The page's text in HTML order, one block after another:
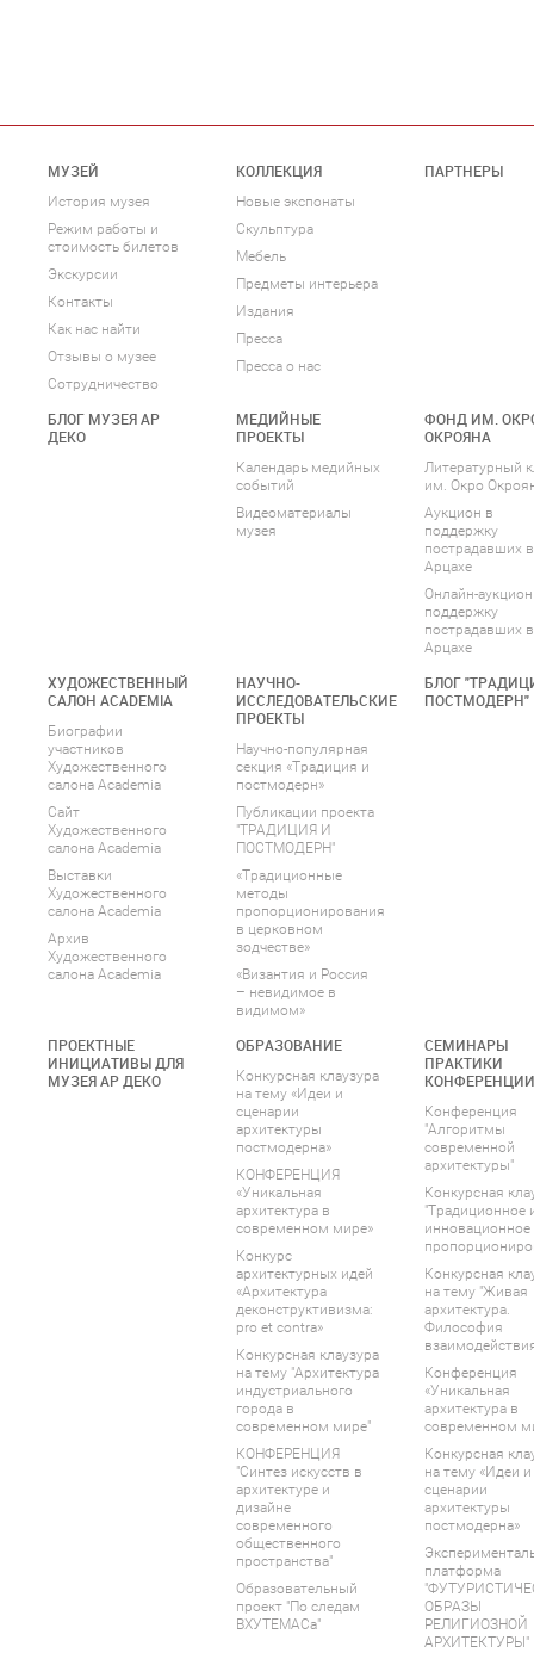
МУЗЕЙ
История музея
Режим работы и
стоимость билетов
Экскурсии
Контакты
Как нас найти
Отзывы о музее
Сотрудничество
КОЛЛЕКЦИЯ
Новые экспонаты
Скульптура
Мебель
Предметы интерьера
Издания
Пресса
Пресса о нас
ПАРТНЕРЫ
БЛОГ МУЗЕЯ АР
ДЕКО
МЕДИЙНЫЕ
ПРОЕКТЫ
Календарь медийных
событий
Видеоматериалы
музея
ФОНД ИМ.
ОКРОЯНА
Литературный
им. Окро
Аукцион в
поддержку
пострадавших в
Арцахе
Онлайн-
поддержку
пострадавших в
Арцахе
ХУДОЖЕСТВЕННЫЙ
САЛОН ACADEMIA
Биографии
участников
Художественного
салона Academia
Сайт
Художественного
салона Academia
Выставки
Художественного
салона Academia
Архив
Художественного
салона Academia
НАУЧНО-
ИССЛЕДОВАТЕЛЬСКИЕ
ПРОЕКТЫ
Научно-популярная
секция «Традиция и
постмодерн»
Публикации проекта
"ТРАДИЦИЯ И
ПОСТМОДЕРН"
«Традиционные
методы
пропорционирования
в церковном
зодчестве»
«Византия и Россия
– невидимое в
видимом»
БЛОГ
ПОСТМОДЕРН"
ПРОЕКТНЫЕ
ИНИЦИАТИВЫ ДЛЯ
МУЗЕЯ АР ДЕКО
ОБРАЗОВАНИЕ
Конкурсная клаузура
на тему «Идеи и
сценарии
архитектуры
постмодерна»
КОНФЕРЕНЦИЯ
«Уникальная
архитектура в
современном мире»
Конкурс
архитектурных идей
«Архитектура
деконструктивизма:
pro et contra»
Конкурсная клаузура
на тему "Архитектура
индустриального
города в
современном мире"
КОНФЕРЕНЦИЯ
"Синтез искусств в
архитектуре и
дизайне
современного
общественного
пространства"
Образовательный
проект "По следам
ВХУТЕМАСа"
СЕМИНАРЫ
ПРАКТИКИ
КОНФЕРЕНЦИИ
Конференция
"Алгоритмы
современной
архитектуры"
Конкурсная
"Традиционное
инновационное
Конкурсная
на тему "Живая
архитектура.
Философия
Конференция
«Уникальная
архитектура в
современном
Конкурсная
на тему «Идеи и
сценарии
архитектуры
постмодерна»
платформа
ОБРАЗЫ
РЕЛИГИОЗНОЙ
АРХИТЕКТУРЫ"